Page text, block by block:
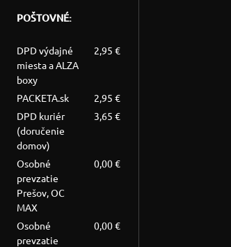
POŠTOVNÉ:
DPD výdajné
miesta a ALZA
boxy
2,95 €
PACKETA.sk
2,95 €
DPD kuriér
(doručenie
domov)
3,65 €
Osobné
prevzatie
Prešov, OC
MAX
0,00 €
Osobné
prevzatie
0,00 €